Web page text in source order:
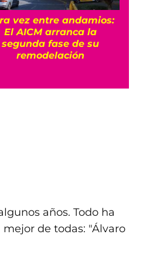
vez entre andamios:
El AICM arranca la
segunda fase de su
remodelación
años. Todo ha
de todas: "Álvaro